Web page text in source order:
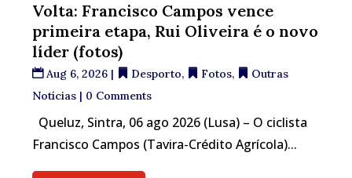
Volta: Francisco Campos vence
primeira etapa, Rui Oliveira é o novo
líder (fotos)
Aug 6, 2026 | Desporto, Fotos,
Outras
Notícias | 0 Comments
Queluz, Sintra, 06 ago 2026 (Lusa) – O ciclista
Francisco Campos (Tavira-Crédito Agrícola)...